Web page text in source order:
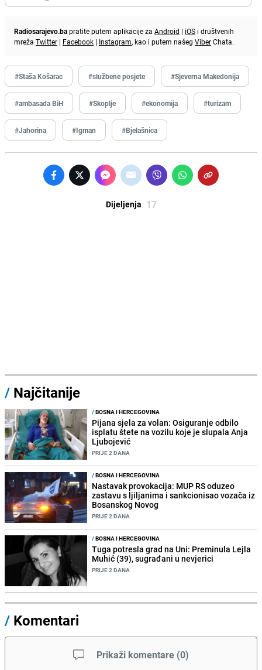
Radiosarajevo.bapratite putem aplikacije za Android | iOS i društvenih
mreža Twitter | Facebook | Instagram, kao i putem našeg ViberChata.
#Staša Košarac #službene posjete #Sjeverna Makedonija
#ambasada BiH #Skoplje #ekonomija #turizam
#Jahorina #Igman #Bjelašnica
Dijeljenja 17
/ Najčitanije
/BOSNA I HERCEGOVINA
Pijana sjela za volan: Osiguranje odbilo
isplatu štete na vozilu koje je slupala Anja
Ljubojević
PRIJE 2 DANA
/BOSNA I HERCEGOVINA
Nastavak provokacija: MUP RS oduzeo
zastavu s ljiljanima i sankcionisao vozača iz
Bosanskog Novog
PRIJE 2 DANA
/BOSNA I HERCEGOVINA
Tuga potresla grad na Uni: Preminula Lejla
Muhić (39), sugrađani u nevjerici
PRIJE 2 DANA
/ Komentari
Prikaži komentare (0)